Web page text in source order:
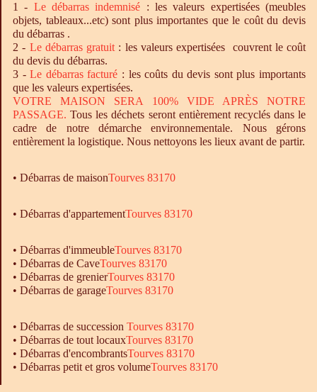
1 - Ledébarras indemnisé : les valeurs expertisées (meubles
objets, tableaux...etc) sont plus importantes que le coût du devis
du débarras .
2 - Le débarrasgratuit : les valeurs expertisées couvrent le coût
du devis du débarras.
3 -Le débarrasfacturé : les coûts du devis sont plus importants
que les valeurs expertisées.
VOTRE MAISON SERA 100% VIDE APRÈS NOTRE
PASSAGE. Tous les déchets seront entièrement recyclés dans le
cadre de notre démarche environnementale. Nous gérons
entièrement la logistique. Nous nettoyons les lieux avant de partir.
• Débarras de maisonTourves 83170
• Débarras d'appartementTourves 83170
• Débarras d'immeubleTourves 83170
• Débarras de CaveTourves 83170
• Débarras de grenierTourves 83170
• Débarras de garageTourves 83170
• Débarras de succession Tourves 83170
• Débarras de tout locauxTourves 83170
• Débarras d'encombrantsTourves 83170
• Débarras petit et gros volumeTourves 83170